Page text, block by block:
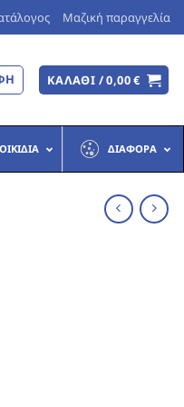
Μαζική παραγγελία
ΚΑΛΆΘΙ /0,00€
ΔΙΆΦΟΡΑ